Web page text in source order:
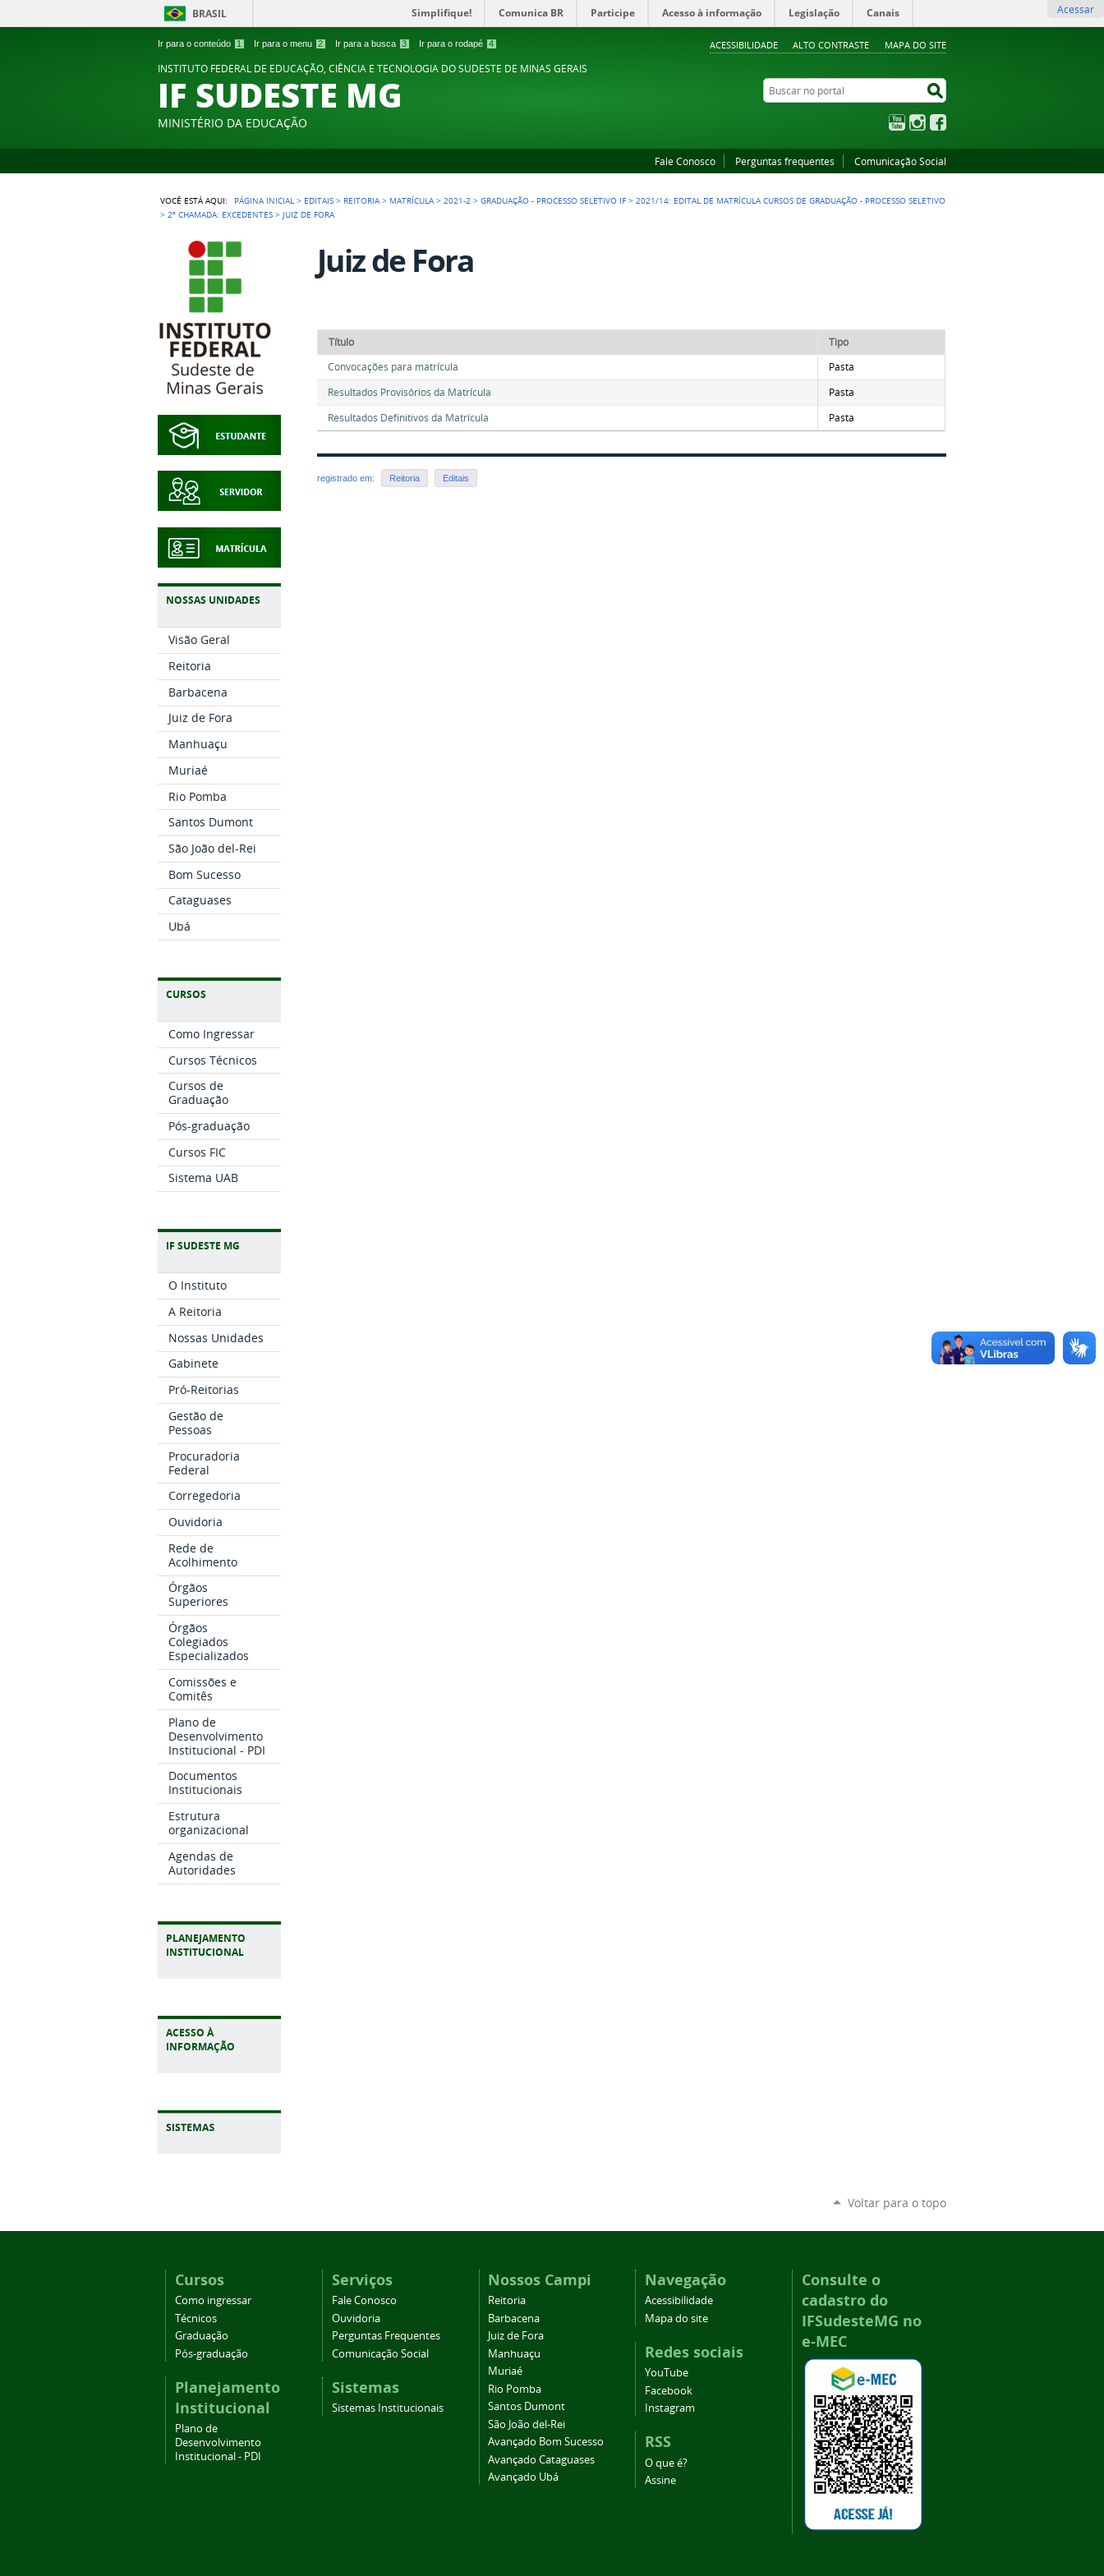
Ir para o conteúdo 1 Ir para o menu 2 Ir para a busca 3 Ir para o rodapé 4 ACESSIBILIDADE ALTO CONTRASTE MAPA DO SITE
BRASIL Simplifique! Comunica BR Participe Acesso à informação Legislação Canais Acessar
INSTITUTO FEDERAL DE EDUCAÇÃO, CIÊNCIA E TECNOLOGIA DO SUDESTE DE MINAS GERAIS
IF SUDESTE MG
MINISTÉRIO DA EDUCAÇÃO
Buscar no portal
YouTubeInstagram
Fale Conosco Perguntas frequentes Comunicação Social
VOCÊ ESTÁ AQUI: PÁGINA INICIAL > EDITAIS > REITORIA > MATRÍCULA >2021-2 >GRADUAÇÃO - PROCESSO SELETIVO IF >2021/14: EDITAL DE MATRÍCULA CURSOS DE GRADUAÇÃO - PROCESSO SELETIVO
>2ª CHAMADA: EXCEDENTES > JUIZ DE FORA
NOSSAS UNIDADES
Visão Geral
Reitoria
Barbacena
Juiz de Fora
Manhuaçu
Muriaé
Rio Pomba
Santos Dumont
São João del-Rei
Bom Sucesso
Cataguases
Ubá
CURSOS
Como Ingressar
Cursos Técnicos
Cursos de
Graduação
Pós-graduação
Cursos FIC
Sistema UAB
IF SUDESTE MG
O Instituto
A Reitoria
Nossas Unidades
Gabinete
Pró-Reitorias
Gestão de
Pessoas
Procuradoria
Federal
Corregedoria
Ouvidoria
Rede de
Acolhimento
Órgãos
Superiores
Órgãos
Colegiados
Especializados
Comissões e
Comitês
Plano de
Desenvolvimento
Institucional - PDI
Documentos
Institucionais
Estrutura
organizacional
Agendas de
Autoridades
PLANEJAMENTO
INSTITUCIONAL
ACESSO À
INFORMAÇÃO
Juiz de Fora
Título
Tipo
Convocações para matrícula
Pasta
Resultados Provisórios da Matrícula
Pasta
Resultados Definitivos da Matrícula
Pasta
registrado em: Reitoria Editais
Voltar para o topo
Cursos
Como ingressar
Técnicos
Graduação
Pós-graduação
Planejamento
Institucional
Plano de
Desenvolvimento
Institucional - PDI
Serviços
Fale Conosco
Ouvidoria
Perguntas Frequentes
Comunicação Social
Sistemas
Sistemas Institucionais
Nossos Campi
Reitoria
Barbacena
Juiz de Fora
Manhuaçu
Muriaé
Rio Pomba
Santos Dumont
São João del-Rei
Avançado Bom Sucesso
Avançado Cataguases
Avançado Ubá
Navegação
Acessibilidade
Mapa do site
Redes sociais
YouTube
Facebook
Instagram
RSS
O que é?
Assine
Consulte o
cadastro do
IFSudesteMG no
e-MEC